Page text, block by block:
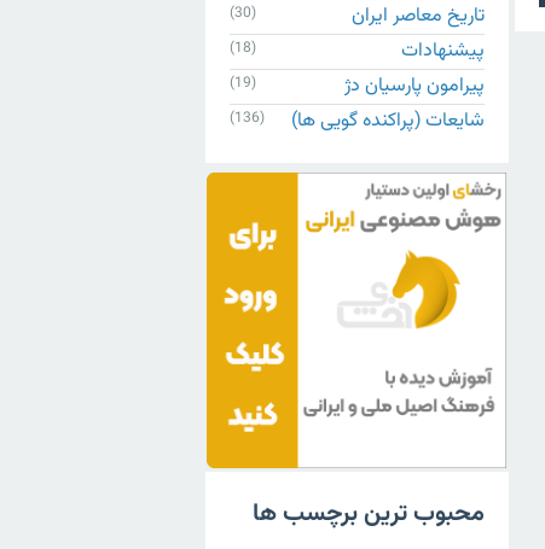
تاریخ معاصر ایران (30)
پیشنهادات (18)
پیرامون پارسیان دژ (19)
شایعات (پراکنده گویی ها) (136)
محبوب ترین برچسب ها